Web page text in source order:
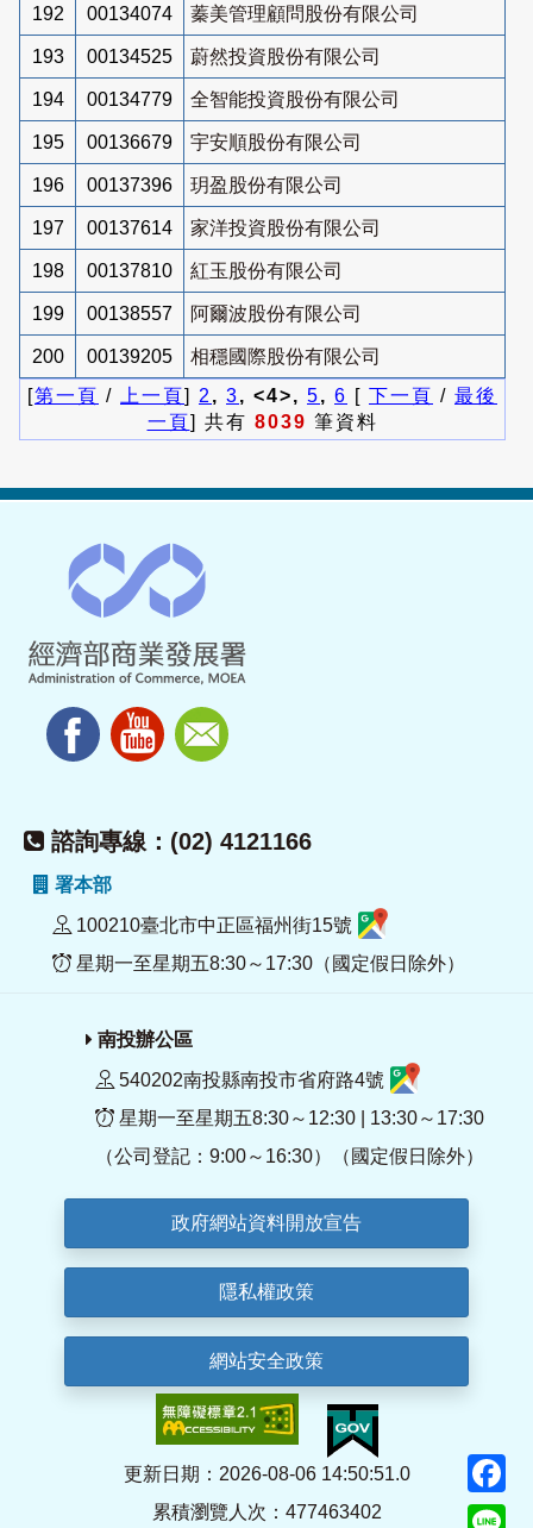
192 00134074 蓁美管理顧問股份有限公司
193 00134525 蔚然投資股份有限公司
194 00134779 全智能投資股份有限公司
195 00136679 宇安順股份有限公司
196 00137396 玥盈股份有限公司
197 00137614 家洋投資股份有限公司
198 00137810 紅玉股份有限公司
199 00138557 阿爾波股份有限公司
200 00139205
相穩國際股份有限公司
[第一頁 / 上一頁] 2 , 3, <4>, 5, 6 [ 下一頁 / 最後
一頁] 共有 8039 筆資料
諮詢專線：(02) 4121166
署本部
100210臺北市中正區福州街15號
星期一至星期五8:30～17:30（國定假日除外）
南投辦公區
540202南投縣南投市省府路4號
星期一至星期五8:30～12:30 | 13:30～17:30
（公司登記：9:00～16:30）（國定假日除外）
政府網站資料開放宣告
隱私權政策
網站安全政策
更新日期：2026-08-06 14:50:51.0
累積瀏覽人次：477463402